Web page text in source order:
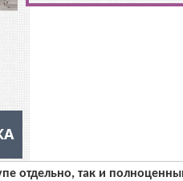
отдельно, так и